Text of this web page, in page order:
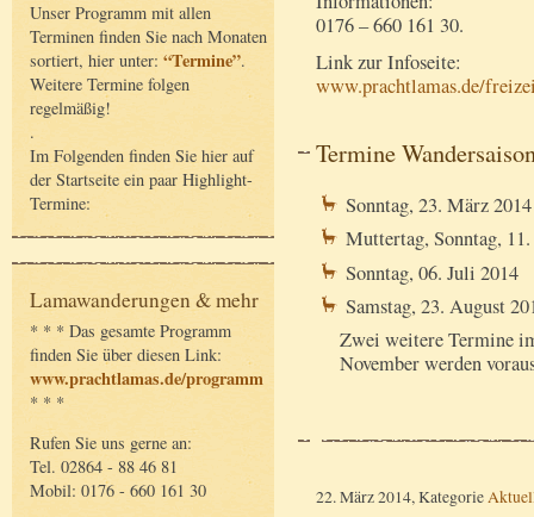
Unser Programm mit allen
Terminen finden Sie nach Monaten
sortiert, hier unter: “Termine”.
Weitere Termine folgen
regelmäßig!
.
Im Folgenden finden Sie hier auf
der Startseite ein paar Highlight-
Termine:
Lamawanderungen & mehr
* * * Das gesamte Programm
finden Sie über diesen Link:
www.prachtlamas.de/programm
* * *
Rufen Sie uns gerne an:
Tel. 02864 - 88 46 81
Mobil: 0176 - 660 161 30
0176 – 660 161 30.
Link zur Infoseite:
www.prachtlamas.de/
Termine
Sonntag, 23. März 2014
Muttertag, Sonntag,
Sonntag, 06. Juli 2014
Samstag, 23. August
Zwei weitere Termine
November werden
22. März 2014, Kategorie